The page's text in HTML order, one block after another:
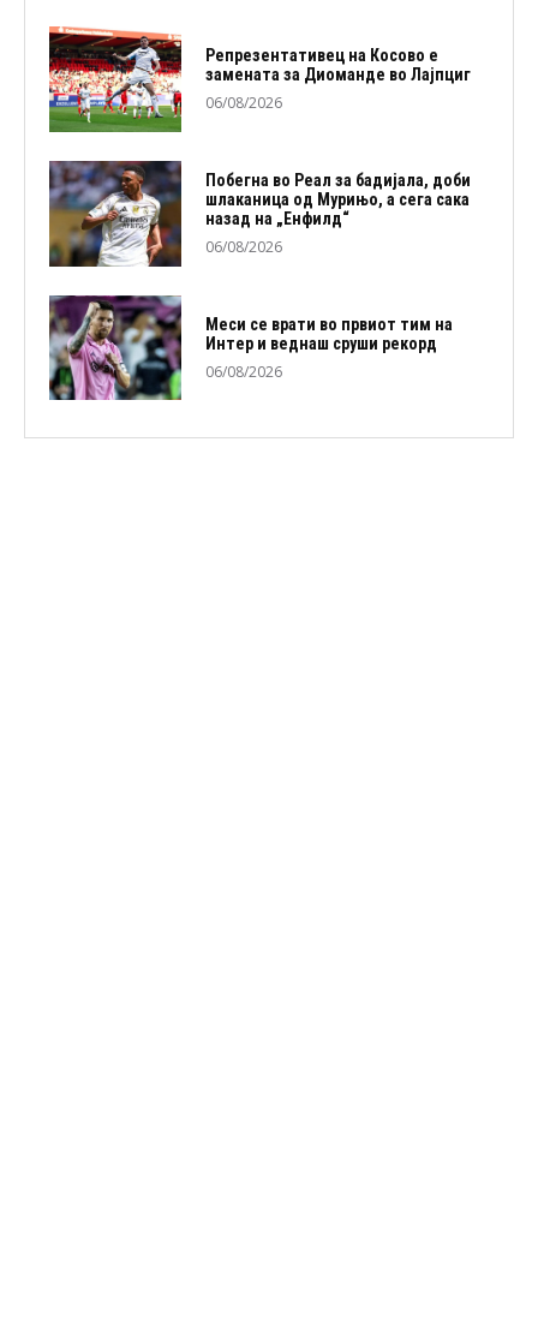
Репрезентативец на Косово е
замената за Диоманде во Лајпциг
06/08/2026
Побегна во Реал за бадијала, доби
шлаканица од Мурињо, а сега сака
назад на „Енфилд“
06/08/2026
Меси се врати во првиот тим на
Интер и веднаш сруши рекорд
06/08/2026